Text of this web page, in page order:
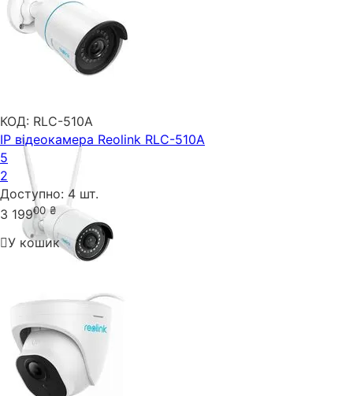
КОД: RLC-510A
IP відеокамера Reolink RLC-510A
5
2
Доступно: 4 шт.
3 19900 ₴
У кошик